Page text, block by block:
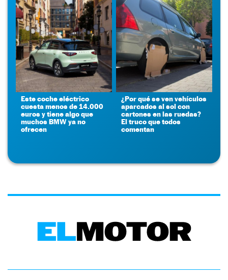
Este coche eléctrico
cuesta menos de 14.000
euros y tiene algo que
muchos BMW ya no
ofrecen
¿Por qué se ven vehículos
aparcados al sol con
cartones en las ruedas?
El truco que todos
comentan